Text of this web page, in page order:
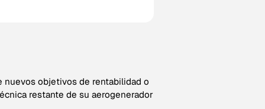
nuevos objetivos de rentabilidad o
restante de su aerogenerador